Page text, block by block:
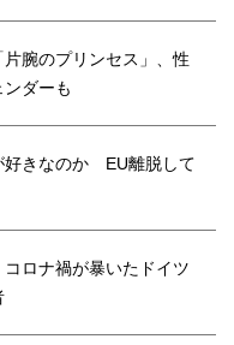
腕のプリンセス」、性
ダーも
好きなのか EU離脱して
ロナ禍が暴いたドイツ